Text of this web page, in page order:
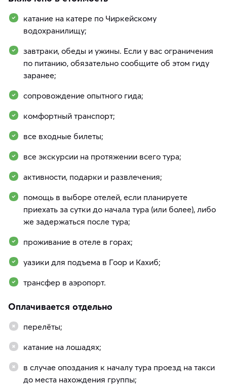
катание на катере по Чиркейскому
водохранилищу;
завтраки, обеды и ужины. Если у вас ограничения
по питанию, обязательно сообщите об этом гиду
заранее;
сопровождение опытного гида;
комфортный транспорт;
все входные билеты;
все экскурсии на протяжении всего тура;
активности, подарки и развлечения;
помощь в выборе отелей, если планируете
приехать за сутки до начала тура (или более), либо
же задержаться после тура;
проживание в отеле в горах;
уазики для подъема в Гоор и Кахиб;
трансфер в аэропорт.
Оплачивается отдельно
перелёты;
катание на лошадях;
в случае опоздания к началу тура проезд на такси
до места нахождения группы;